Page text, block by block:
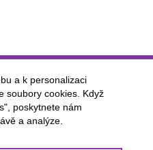
a k personalizaci
soubory cookies. Když
poskytnete nám
a analýze.